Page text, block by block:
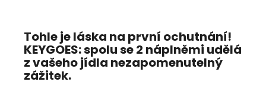
Tohle je láska na první ochutnání!
KEYGOES:spolu se 2 náplněmi udělá
z vašeho jídla nezapomenutelný
zážitek.